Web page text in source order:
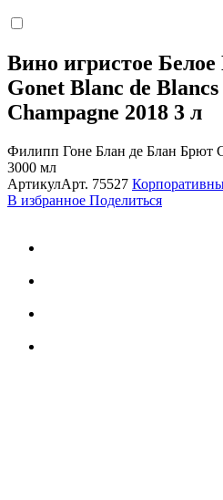
Вино игристое
Gonet Blanc de
Champagne 2018 3 л
Филипп Гоне Блан де Блан Брют
3000 мл
АртикулАрт. 75527
В избранное Поделиться